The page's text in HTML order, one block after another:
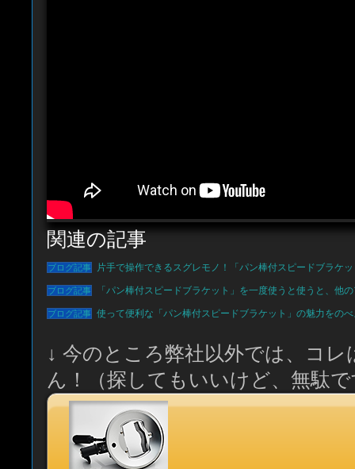
関連の記事
片手で操作できるスグレモノ！「パン棒付スピードブラケ
「パン棒付スピードブラケット」を一度使うと使うと、他
使って便利な「パン棒付スピードブラケット」の魅力をのべ
↓ 今のところ弊社以外では、コ
ん！（探してもいいけど、無駄